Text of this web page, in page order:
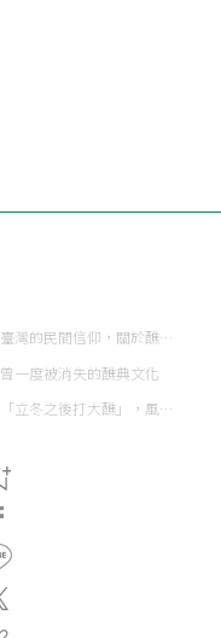
臺灣的民間信仰，關於醮的二三事
曾一度被消失的醮典文化
「立冬之後打大醮」，風俗的傳承與延續